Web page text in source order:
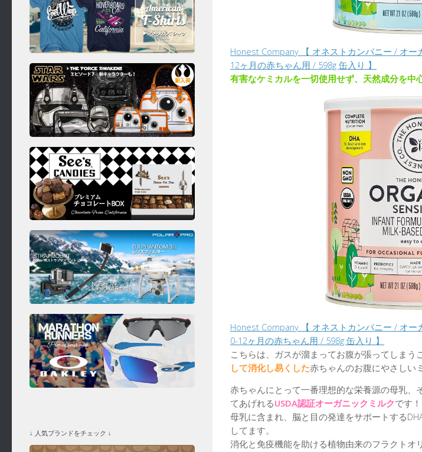
Honest Company 【 オネストカンパニー / オ
12ヶ月の赤ちゃん用 / 598g 缶入り 】
有害なケミカルを一切使用せず、天然成分を中
Honest Company 【 オネストカンパニー / オ
0-12ヶ月の赤ちゃん用 / 598g 缶入り 】
こちらは、ガスが溜まってお腹が張ってしまう
して消化し易くした赤ちゃんのお腹にやさしい
赤ちゃんにとって一番理想的な栄養源の母乳、
てあげれるUSDA認証オーガニックミルクです！
母乳に含まれ、脳と目の発達をサポートする
してます。
消化と免疫機能を助ける植物由来のフラクトオ
↓ 人気ブランドをチェック ↓